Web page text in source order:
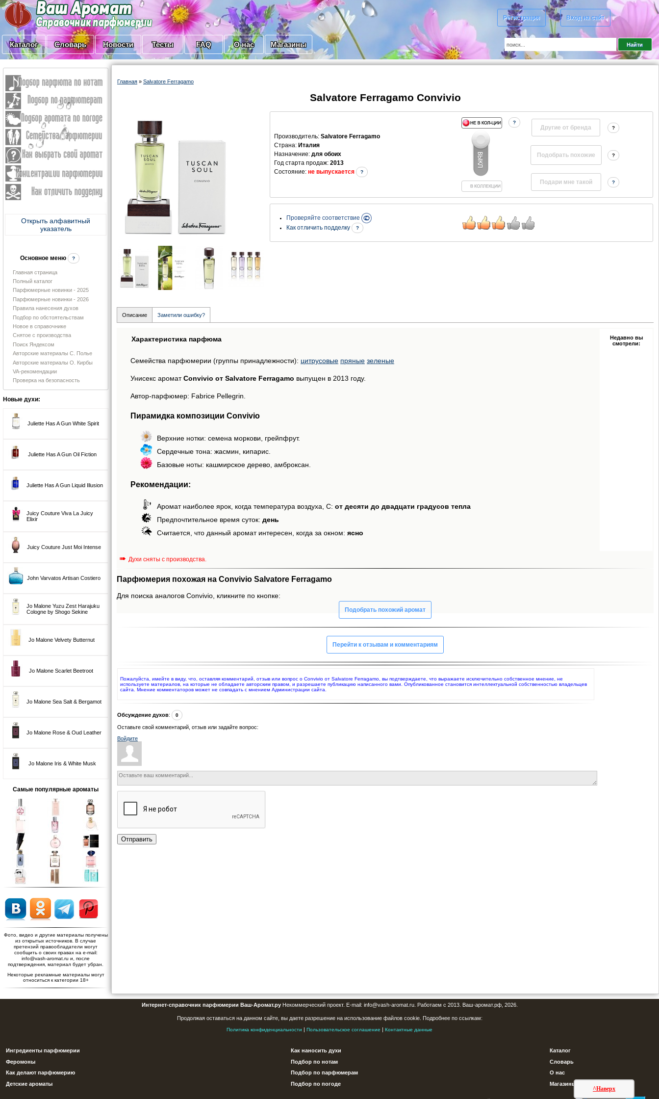
Регистрация Вход на сайт
Каталог Словарь Новости Тесты FAQ О нас Магазины
Открыть алфавитный
указатель
Основное меню ?
Главная страница
Полный каталог
Парфюмерные новинки - 2025
Парфюмерные новинки - 2026
Правила нанесения духов
Подбор по обстоятельствам
Новое в справочнике
Снятое с производства
Поиск Яндексом
Авторские материалы С. Полье
Авторские материалы О. Кирбы
VA-рекомендации
Проверка на безопасность
Новые духи:
Juliette Has A Gun White Spirit
Juliette Has A Gun Oil Fiction
Juliette Has A Gun Liquid Illusion
Juicy Couture Viva La Juicy
Elixir
Juicy Couture Just Moi Intense
John Varvatos Artisan Costiero
Jo Malone Yuzu Zest Harajuku
Cologne by Shogo Sekine
Jo Malone Velvety Butternut
Jo Malone Scarlet Beetroot
Jo Malone Sea Salt & Bergamot
Jo Malone Rose & Oud Leather
Jo Malone Iris & White Musk
Самые популярные ароматы
Фото, видео и другие материалы получены
из открытых источников. В случае
претензий правообладатели могут
сообщить о своих правах на e-mail:
info@vash-aromat.ru и, после
подтверждения, материал будет убран.
Некоторые рекламные материалы могут
относиться к категории 18+
Главная » Salvatore Ferragamo
Salvatore Ferragamo Convivio
Производитель: Salvatore Ferragamo
Страна: Италия
Назначение: для обоих
Год старта продаж: 2013
Состояние: не выпускается ?
?
Другие от бренда ?
?
?
Проверяйте соответствие
Как отличить подделку
?
Описание Заметили ошибку?
Характеристика парфюма
Семейства парфюмерии (группы принадлежности): цитрусовые пряные зеленые
Унисекс ароматConvivio от Salvatore Ferragamo выпущен в 2013 году.
Автор-парфюмер: Fabrice Pellegrin.
Пирамидка композиции Convivio
Верхние нотки: семена моркови, грейпфрут.
Сердечные тона: жасмин, кипарис.
Базовые ноты: кашмирское дерево, амброксан.
Рекомендации:
Аромат наиболее ярок, когда температура воздуха, С: от десяти до двадцати градусов тепла
Предпочтительное время суток: день
Считается, что данный аромат интересен, когда за окном: ясно
Недавно вы
смотрели:
➠ Духи сняты с производства.
Парфюмерия похожая на Convivio Salvatore Ferragamo
Для поиска аналогов Convivio, кликните по кнопке:
Подобрать похожий аромат
Перейти к отзывам и комментариям
Пожалуйста, имейте в виду, что, оставляя комментарий, отзыв или вопрос о Convivio от Salvatore Ferragamo, вы подтверждаете, что выражаете исключительно собственное мнение, не
используете материалов, на которые не обладаете авторским правом, и разрешаете публикацию написанного вами. Опубликованное становится интеллектуальной собственностью владельцев
сайта. Мнение комментаторов может не совпадать с мнением Администрации сайта.
Обсуждение духов: 0
Оставьте свой комментарий, отзыв или задайте вопрос:
Войдите
Отправить
^Наверх
Интернет-справочник парфюмерии Ваш-Аромат.руНекоммерческий проект. E-mail: info@vash-aromat.ru. Работаем с 2013. Ваш-аромат.рф, 2026.
Продолжая оставаться на данном сайте, вы даете разрешение на использование файлов cookie. Подробнее по ссылкам:
Политика конфиденциальности | Пользовательское соглашение | Контактные данные
Ингредиенты парфюмерии
Феромоны
Как делают парфюмерию
Детские ароматы
Как наносить духи
Подбор по нотам
Подбор по парфюмерам
Подбор по погоде
Каталог
Словарь
О нас
Магазины